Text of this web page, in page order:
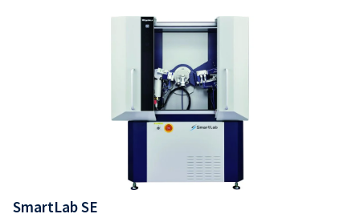
SmartLab SE